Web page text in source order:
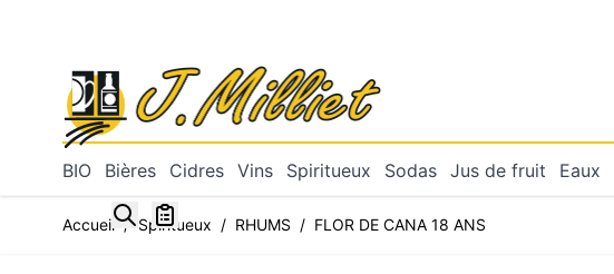
BIO Bières Cidres Vins Spiritueux Sodas Jus de fruit Eaux
Toggle minicart, Mon panier est vide
Accueil / Spiritueux / RHUMS / FLOR DE CANA 18 ANS